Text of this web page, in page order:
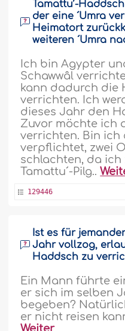
Tamattu’-
der eine ´Umra
Heimatort
weiteren ´Umra
Ich bin Ägypter
Schawwâl
kann dadurch die
verrichten. Ich
dieses Jahr den
Zuvor möchte ich
verrichten. Bin ich
verpflichtet, zwei
schlachten, da ich
Tamattu´-Pilg..
129446
Ist es für
Jahr vollzog,
Haddsch zu
Ein Mann führte
er sich im selben
begeben?
er nicht reisen
Weiter